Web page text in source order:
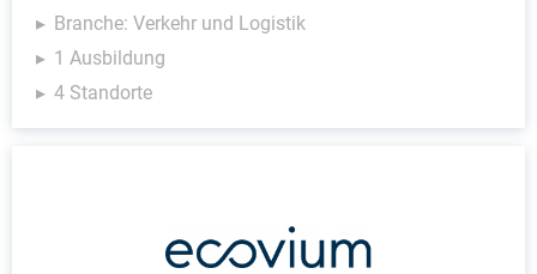
Branche: Verkehr und Logistik
1 Ausbildung
4 Standorte